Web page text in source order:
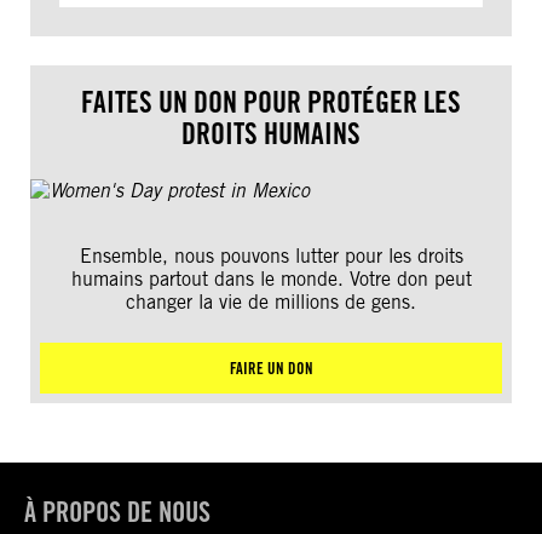
FAITES UN DON POUR PROTÉGER LES
DROITS HUMAINS
Ensemble, nous pouvons lutter pour les droits
humains partout dans le monde. Votre don peut
changer la vie de millions de gens.
FAIRE UN DON
À PROPOS DE NOUS